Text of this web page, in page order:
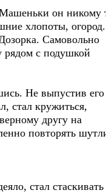
он никому
хлопоты, огород.
Самовольно
рядом с подушкой
Не выпустив
стал кружиться,
другу на
повторять
стал стаскивать